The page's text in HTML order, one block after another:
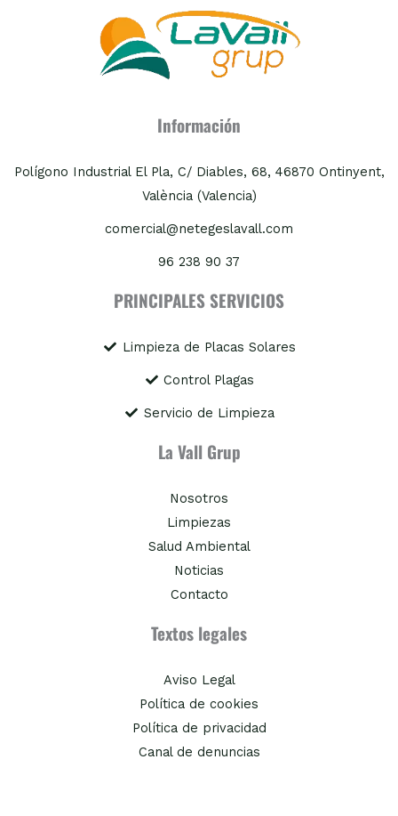
Información
Polígono Industrial El Pla, C/ Diables, 68, 46870 Ontinyent,
València (Valencia)
comercial@netegeslavall.com
96 238 90 37
PRINCIPALES SERVICIOS
Limpieza de Placas Solares
Control Plagas
Servicio de Limpieza
La Vall Grup
Nosotros
Limpiezas
Salud Ambiental
Noticias
Contacto
Textos legales
Aviso Legal
Política de cookies
Política de privacidad
Canal de denuncias